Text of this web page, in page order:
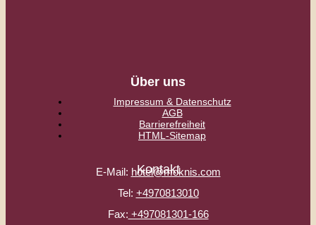
Über uns
Impressum & Datenschutz
AGB
Barrierefreiheit
HTML-Sitemap
Kontakt
E-Mail: hotel@moknis.com
Tel: +4970813010
Fax: +497081301-166